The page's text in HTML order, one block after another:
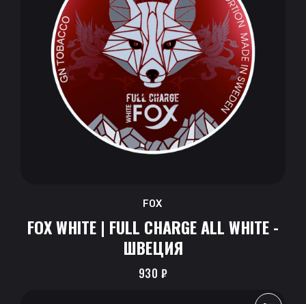
FOX
FOX WHITE | FULL CHARGE ALL WHITE -
ШВЕЦИЯ
930 ₽